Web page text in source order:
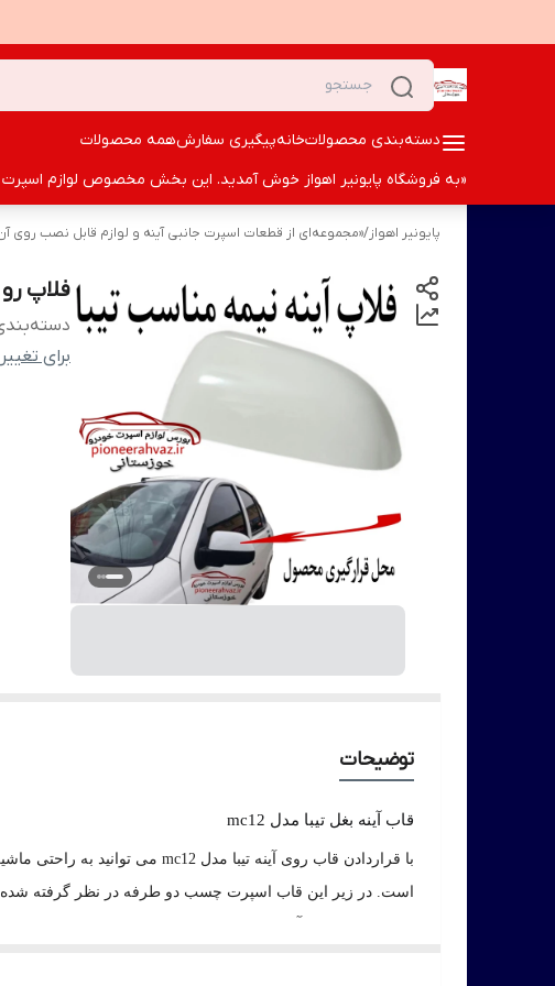
دسته‌بندی محصولاتخانهپیگیری سفارشهمه محصولات
«به فروشگاه پایونیر اهواز خوش آمدید. این بخش مخصوص لوازم اسپرت
پایونیر اهواز/«مجموعه‌ای از قطعات اسپرت جانبی آینه و لوازم قابل نصب روی
فلاپ
برای
توضیحات
قاب آینه بغل تیبا مدل mc12
با قراردادن قاب روی آینه تیبا مدل mc12 می توانید به راحتی ماشین خودتان را نسبت به دیگر تیباها متمایز و خاص کنید. این قاب آینه بغل بر روی تمام مدل های تیبا یک و
است. در زیر این قاب اسپرت چسب دو طرفه در نظر گرفته شده